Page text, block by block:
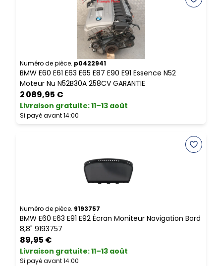
Numéro de pièce. p0422941
BMW E60 E61 E63 E65 E87 E90 E91 Essence N52
Moteur Nu N52B30A 258CV GARANTIE
2 089,95 €
Livraison gratuite:11–13 août
Si payé avant 14:00
Numéro de pièce. 9193757
BMW E60 E63 E91 E92 Écran Moniteur Navigation Bord
8,8" 9193757
89,95 €
Livraison gratuite:11–13 août
Si payé avant 14:00